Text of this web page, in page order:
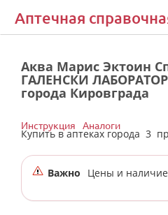
Аптечная
Аква Марис Эктоин
ГАЛЕНСКИ
города Кировграда
Купить в аптеках города 3
Инструкция Аналоги
Важно Цены и наличие